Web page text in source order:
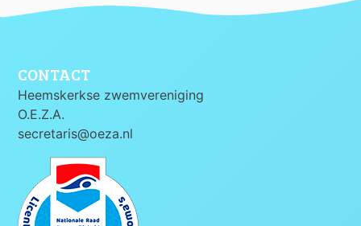
CONTACT
Heemskerkse zwemvereniging
O.E.Z.A.
secretaris@oeza.nl